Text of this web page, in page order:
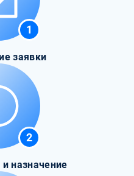
1
заявки
2
назначение